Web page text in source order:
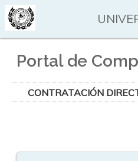
Portal de
CONTRATACIÓN